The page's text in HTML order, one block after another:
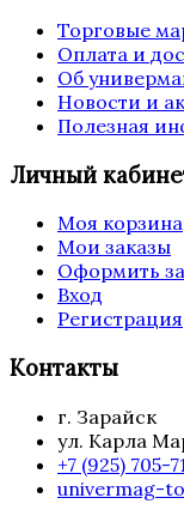
Торговые
Оплата и
Об
Новости и
Полезная
Личный
Моя корзина
Мои заказы
Оформить
Вход
Регистрация
Контакты
г. Зарайск
ул. Карла
+7 (925) 705-
univermag-